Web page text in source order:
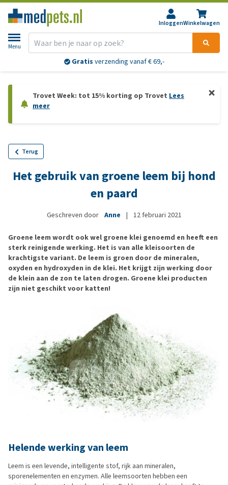
InloggenWinkelwagen
Menu
Gratis verzending vanaf € 69,-
Trovet Week: tot 15% korting op Trovet Lees
meer
Terug
Het gebruik van groene leem bij hond
en paard
Geschreven door Anne | 12 februari 2021
Groene leem wordt ook wel groene klei genoemd en heeft een
sterk reinigende werking. Het is van alle kleisoorten de
krachtigste variant. De leem is groen door de mineralen,
oxyden en hydroxyden in de klei. Het krijgt zijn werking door
de klein aan de zon te laten drogen. Groene klei producten
zijn niet geschikt voor katten!
Helende werking van leem
Leem is een levende, intelligente stof, rijk aan mineralen,
sporenelementen en enzymen. Alle leemsoorten hebben een